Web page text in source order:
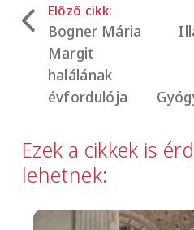
Előző cikk:
Bogner Mária
Margit
halálának
évfordulója
Ezek a cikkek is
lehetnek:
Image